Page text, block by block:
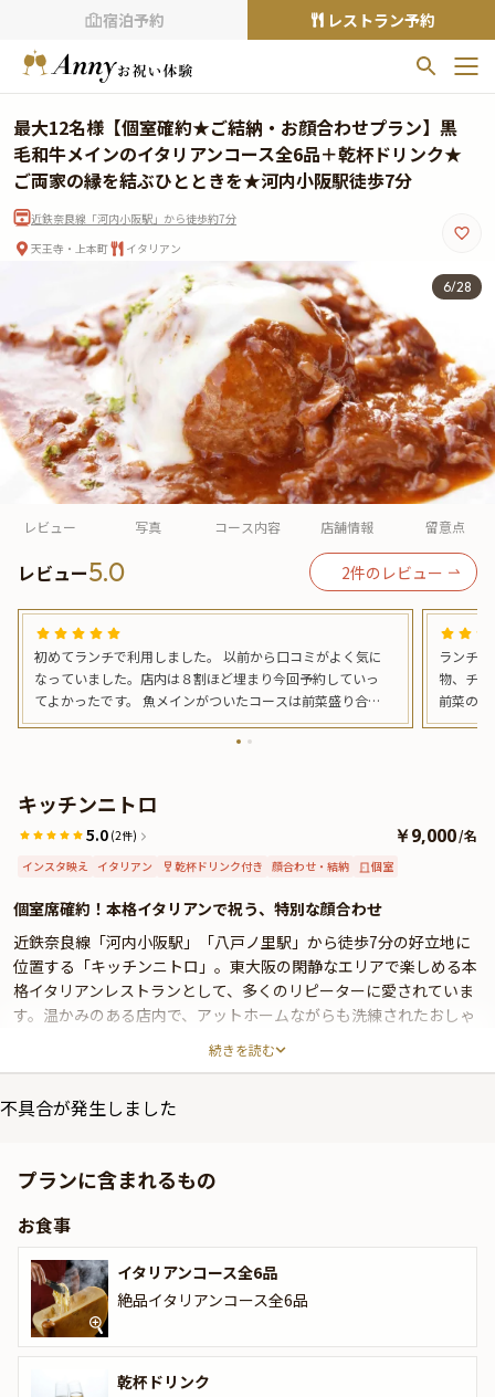
宿泊予約 レストラン予約
お気に入りプラン
お気に入りの登録がありません
プランの をクリックすることで
お気に入りに追加できます。
閲覧履歴はありません
過去に見たお店が最大10件まで表示されます。
10件を超えると、古いものから順に削除されます。
TOP
Annyお祝い体験について
Annyお祝いアイテムについて
最大12名様【個室確約★ご結納・お顔合わせプラン】黒
毛和牛メインのイタリアンコース全6品＋乾杯ドリンク★
ご両家の縁を結ぶひとときを★河内小阪駅徒歩7分
近鉄奈良線「河内小阪駅」から徒歩約7分
天王寺・上本町
イタリアン
6/28
レビュー 写真 コース内容 店舗情報 留意点
レビュー5.0 2件のレビュー
初めてランチで利用しました。 以前から口コミがよく気に
なっていました。店内は８割ほど埋まり今回予約していっ
てよかったです。 魚メインがついたコースは前菜盛り合わ
せとキノコ系のスープ(ポルチーニ？)からパスタは１品えら
んでずわい蟹のトマトクリーム、メインは魚とあさりのア
過ごすことができます。 料理はもちろんなんですが、デザ
ートのケーキも大変満足度高かったです。 ドリアもきっと
るお店でした！
ランチ
物、チ
前菜の
加熱し
にあり
しく頂
キッチンニトロ
5.0 (2件) ￥9,000/名
インスタ映え イタリアン 乾杯ドリンク付き 顔合わせ・結納 個室
個室席確約！本格イタリアンで祝う、特別な顔合わせ
近鉄奈良線「河内小阪駅」「八戸ノ里駅」から徒歩7分の好立地に
位置する「キッチンニトロ」。東大阪の閑静なエリアで楽しめる本
格イタリアンレストランとして、多くのリピーターに愛されていま
す。温かみのある店内で、アットホームながらも洗練されたおしゃ
れな空間が広がり、結納や顔合わせのような大切な日にぴったりの
ご案内するプランは、結納や顔合わせにふさわしい豪華な内容。ア
選黒毛和牛をご用意。華やかな一皿が特別な時間を彩ります。乾杯
お席は12名様までご案内可能な個室席を確約。人気席のため、ご予
約はお早めに。
「キッチンニトロ」でしか味わえない一品一品が、特別なひととき
をより素晴らしい思い出にしてくれることでしょう。
続きを読む
不具合が発生しました
プランに含まれるもの
お食事
イタリアンコース全6品
絶品イタリアンコース全6品
乾杯ドリンク